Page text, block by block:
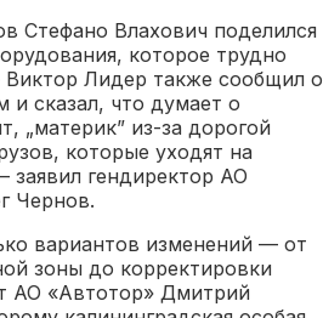
Стефано Влахович поделился
которое трудно
Виктор Лидер также сообщил о
сказал, что думает о
„материк” из-за дорогой
которые уходят на
гендиректор АО
Чернов.
вариантов изменений — от
зоны до корректировки
АО «Автотор» Дмитрий